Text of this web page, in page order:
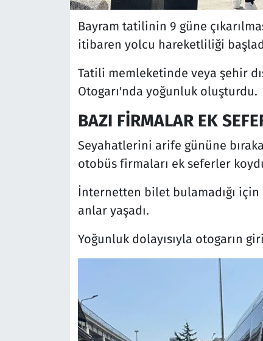
Bayram tatilinin 9 güne
itibaren yolcu hareketliliği
Tatili memleketinde veya şehir
Otogarı'nda yoğunluk oluşturdu.
BAZI FİRMALAR EK
Seyahatlerini arife gününe
otobüs firmaları ek seferler
İnternetten bilet bulamadığı
anlar yaşadı.
Yoğunluk dolayısıyla otogarın